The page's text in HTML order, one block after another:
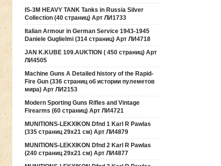
IS-3M HEAVY TANK Tanks in Russia Silver
Collection (40 страниц) Арт ЛИ1733
Italian Armour in German Service 1943-1945
Daniele Guglielmi (314 страниц) Арт ЛИ4718
JAN K.KUBE 109.AUKTION ( 450 страниц) Арт
ЛИ4505
Machine Guns A Detailed history of the Rapid-
Fire Gun (336 страниц об истории пулеметов
мира) Арт ЛИ2153
Modern Sporting Guns Rifles and Vintage
Firearms (60 страниц) Арт ЛИ4721
MUNITIONS-LEKXIKON Dfnd 1 Karl R Pawlas
(335 страниц 29х21 см) Арт ЛИ4879
MUNITIONS-LEKXIKON Dfnd 2 Karl R Pawlas
(240 страниц 29х21 см) Арт ЛИ4877